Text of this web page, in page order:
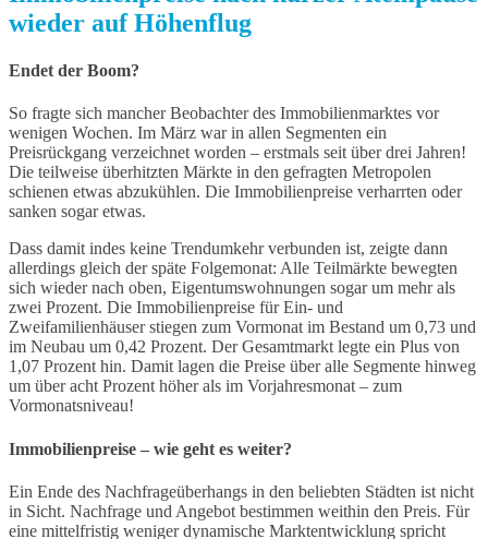
wieder auf Höhenflug
Endet der Boom?
So fragte sich mancher Beobachter des Immobilienmarktes vor
wenigen Wochen. Im März war in allen Segmenten ein
Preisrückgang verzeichnet worden – erstmals seit über drei Jahren!
Die teilweise überhitzten Märkte in den gefragten Metropolen
schienen etwas abzukühlen. Die Immobilienpreise verharrten oder
sanken sogar etwas.
Dass damit indes keine Trendumkehr verbunden ist, zeigte dann
allerdings gleich der späte Folgemonat: Alle Teilmärkte bewegten
sich wieder nach oben, Eigentumswohnungen sogar um mehr als
zwei Prozent. Die Immobilienpreise für Ein- und
Zweifamilienhäuser stiegen zum Vormonat im Bestand um 0,73 und
im Neubau um 0,42 Prozent. Der Gesamtmarkt legte ein Plus von
1,07 Prozent hin. Damit lagen die Preise über alle Segmente hinweg
um über acht Prozent höher als im Vorjahresmonat – zum
Vormonatsniveau!
Immobilienpreise – wie geht es weiter?
Ein Ende des Nachfrageüberhangs in den beliebten Städten ist nicht
in Sicht. Nachfrage und Angebot bestimmen weithin den Preis. Für
eine mittelfristig weniger dynamische Marktentwicklung spricht